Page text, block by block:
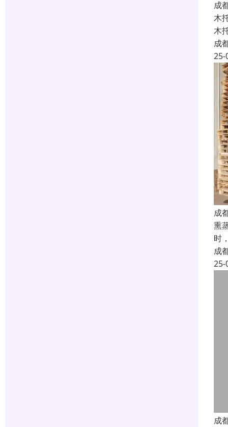
成
木
木
成
25-
成
熏
时
成
25-
成